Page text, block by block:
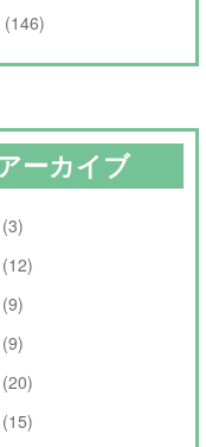
(146)
ーカイブ
(3)
(12)
(9)
(9)
(20)
(15)